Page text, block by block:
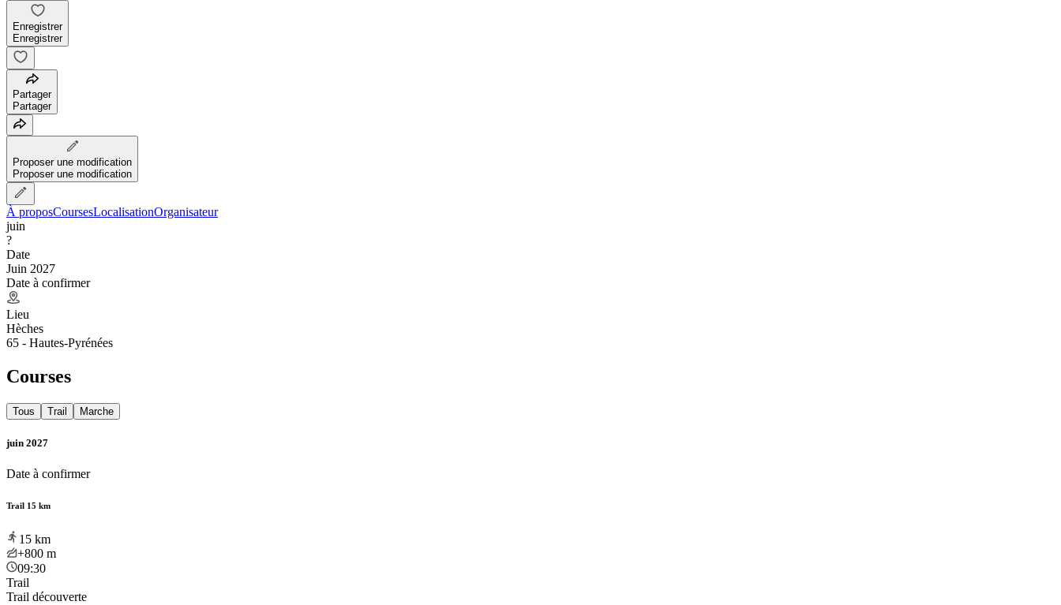
Enregistrer
Enregistrer
Partager
Partager
Proposer une modification
Proposer une modification
À proposCoursesLocalisationOrganisateur
juin
?
Date
Juin 2027
Date à confirmer
Lieu
Hèches
65 - Hautes-Pyrénées
Courses
Tous Trail Marche
juin 2027
Date à confirmer
Trail 15 km
15 km
+800 m
09:30
Trail
Trail découverte